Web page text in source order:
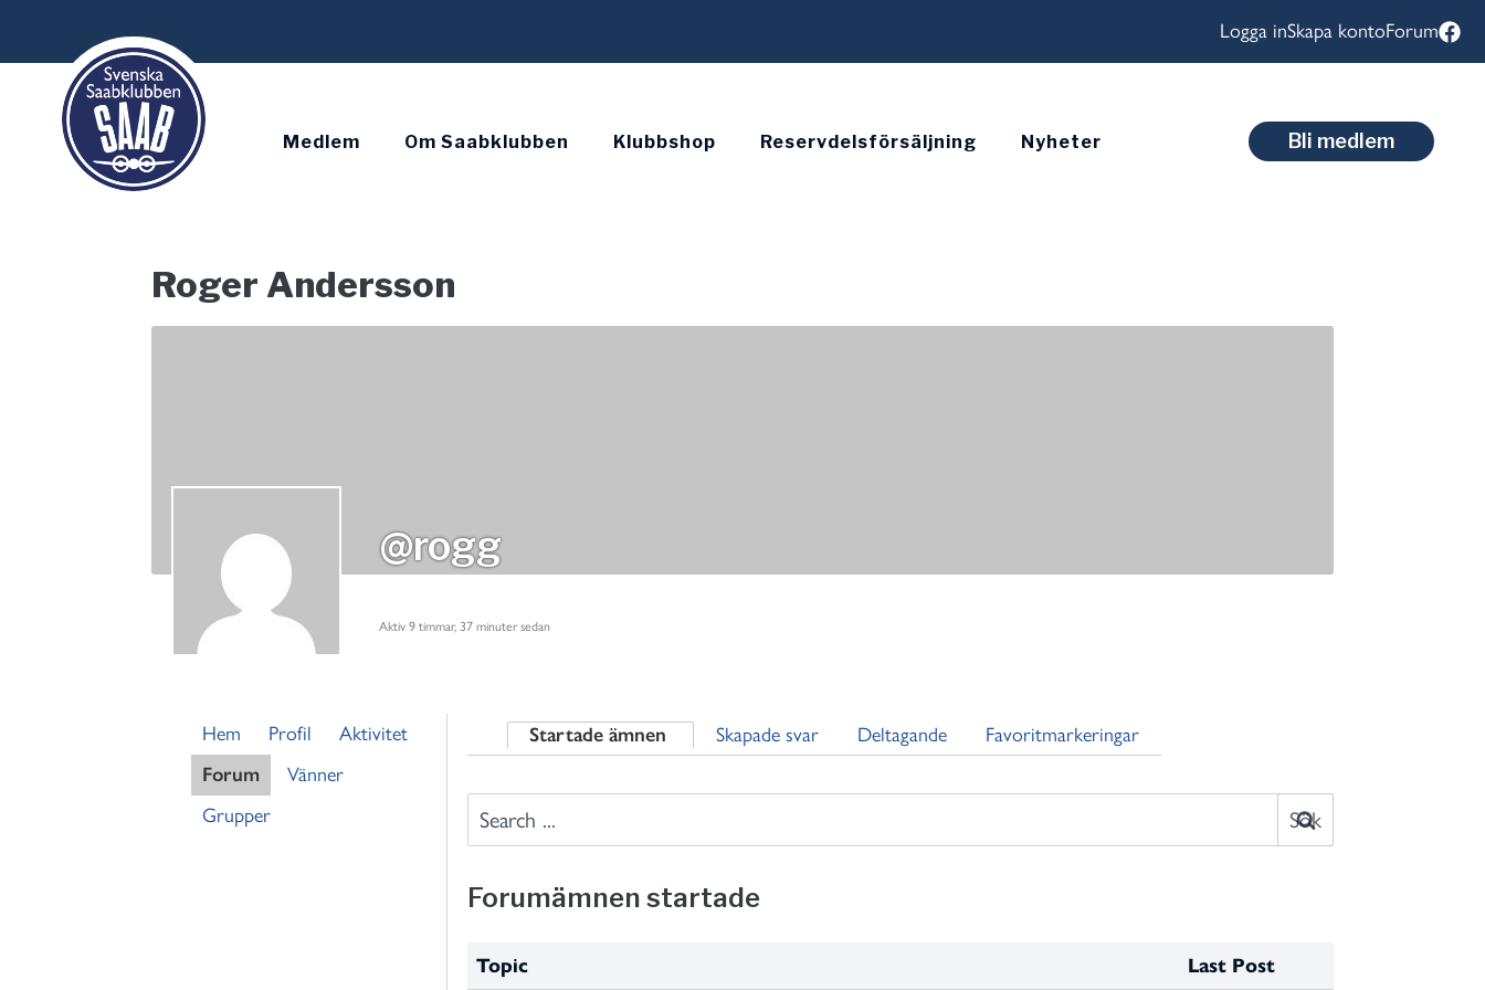
Logga inSkapa kontoForum
Medlem Om Saabklubben Klubbshop Reservdelsförsäljning Nyheter Bli medlem
Roger Andersson
@rogg
Aktiv 9 timmar, 37 minuter sedan
Hem Profil
Aktivitet
Forum
Vänner
Grupper
Startade ämnen Skapade svar Deltagande Favoritmarkeringar
r
Forumämnen startade
Topic Last Post